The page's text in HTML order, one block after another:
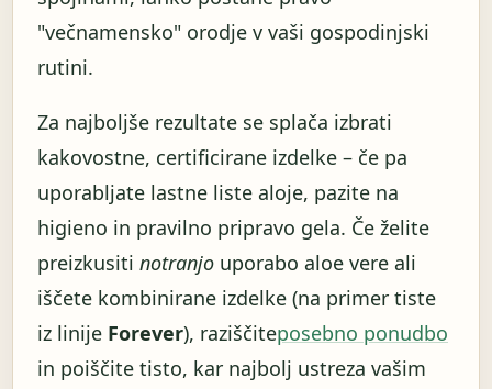
"večnamensko" orodje v vaši gospodinjski
rutini.
Za najboljše rezultate se splača izbrati
kakovostne, certificirane izdelke – če pa
uporabljate lastne liste aloje, pazite na
higieno in pravilno pripravo gela. Če želite
preizkusiti notranjo uporabo aloe vere ali
iščete kombinirane izdelke (na primer tiste
iz linije Forever), raziščiteposebno ponudbo
in poiščite tisto, kar najbolj ustreza vašim